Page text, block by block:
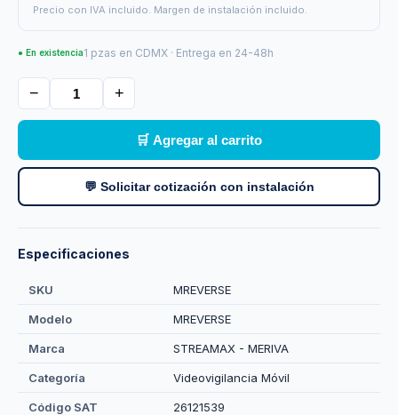
Precio con IVA incluido. Margen de instalación incluido.
● En existencia1 pzas en CDMX · Entrega en 24-48h
− +
🛒 Agregar al carrito
💬 Solicitar cotización con instalación
Especificaciones
SKU MREVERSE
Modelo MREVERSE
Marca STREAMAX - MERIVA
Categoría Videovigilancia Móvil
Código SAT 26121539